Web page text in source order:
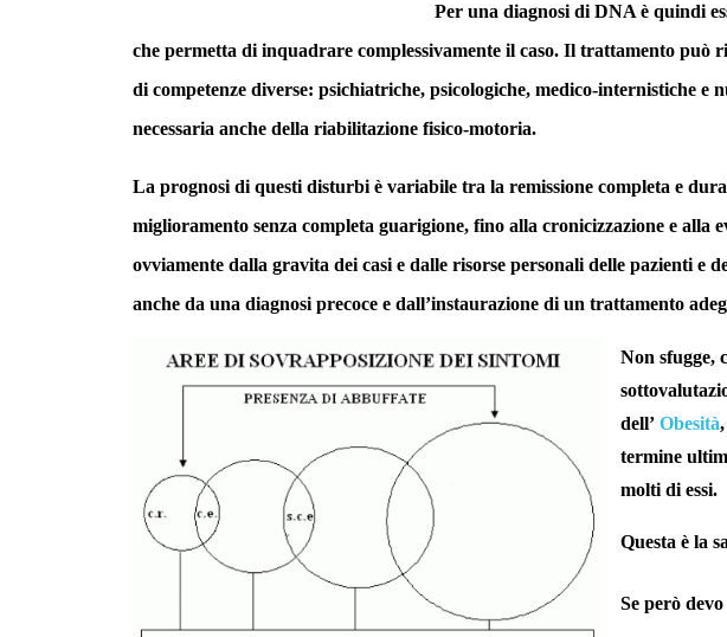
Per una diagnosi di DNA è quindi
che permetta di inquadrare complessivamente il caso. Il trattamento può
di competenze diverse: psichiatriche, psicologiche, medico-internistiche
necessaria anche della riabilitazione fisico-motoria.
La prognosi di questi disturbi è variabile tra la remissione completa e
miglioramento senza completa guarigione, fino alla cronicizzazione e alla
ovviamente dalla gravita dei casi e dalle risorse personali delle pazienti e
anche da una diagnosi precoce e dall’instaurazione di un trattamento
Non sfugge,
dell’ Obesità
termine
molti di essi.
Questa è la
Se però devo